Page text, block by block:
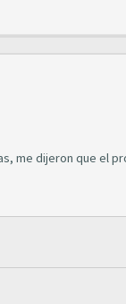
me dijeron que el